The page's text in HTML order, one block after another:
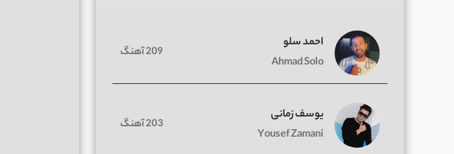
احمد سلو
Ahmad Solo
209 آهنگ
یوسف زمانی
Yousef Zamani
203 آهنگ